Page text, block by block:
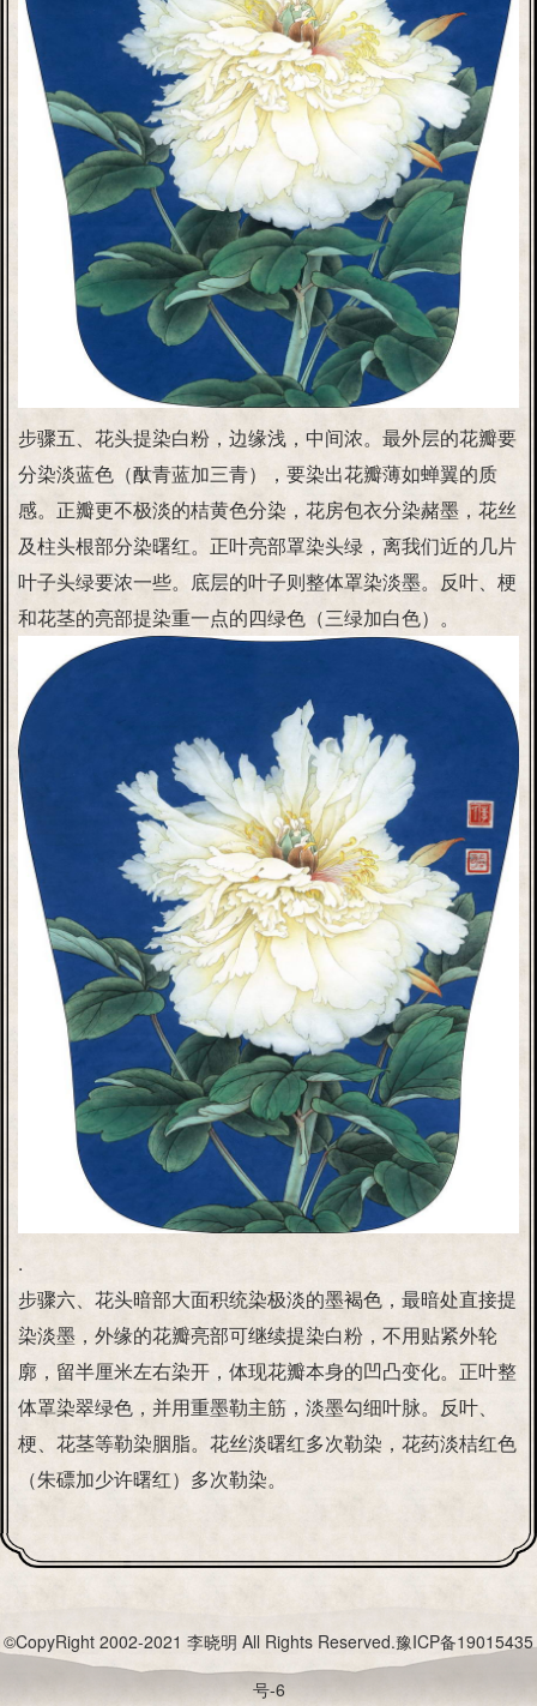
步骤五、花头提染白粉，边缘浅，中间浓。最外层的花瓣要
分染淡蓝色（酞青蓝加三青），要染出花瓣薄如蝉翼的质
感。正瓣更不极淡的桔黄色分染，花房包衣分染赭墨，花丝
及柱头根部分染曙红。正叶亮部罩染头绿，离我们近的几片
叶子头绿要浓一些。底层的叶子则整体罩染淡墨。反叶、梗
和花茎的亮部提染重一点的四绿色（三绿加白色）。
.
步骤六、花头暗部大面积统染极淡的墨褐色，最暗处直接提
染淡墨，外缘的花瓣亮部可继续提染白粉，不用贴紧外轮
廓，留半厘米左右染开，体现花瓣本身的凹凸变化。正叶整
体罩染翠绿色，并用重墨勒主筋，淡墨勾细叶脉。反叶、
梗、花茎等勒染胭脂。花丝淡曙红多次勒染，花药淡桔红色
（朱磦加少许曙红）多次勒染。
©CopyRight 2002-2021 李晓明 All Rights Reserved.豫ICP备19015435
号-6